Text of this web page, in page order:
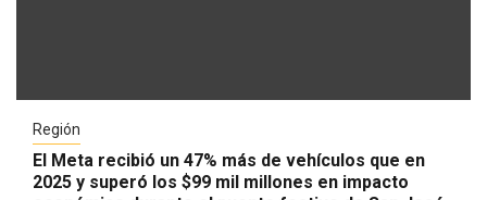
Región
El Meta recibió un 47% más de vehículos que en
2025 y superó los $99 mil millones en impacto